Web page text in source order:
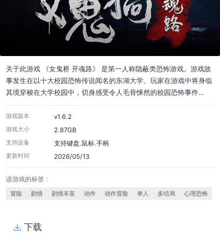
关于此游戏 《女鬼桥 开魂路》 是第一人称隐蔽类恐怖游戏。游戏故
事发生在以十大校园恐怖传说闻名的东湖大学。玩家在游戏中将身临
其境穿梭在大学校园中，切身感受令人毛骨悚然的校园恐怖事件…
游戏版本 v1.6.2
游戏大小 2.87GB
支持设备 支持键盘.鼠标.手柄
更新时间 2026/05/13
该游戏的标签：
冒险 剧情 剧情丰富 动作 动作冒险 单人 多结局 心理恐怖
下载